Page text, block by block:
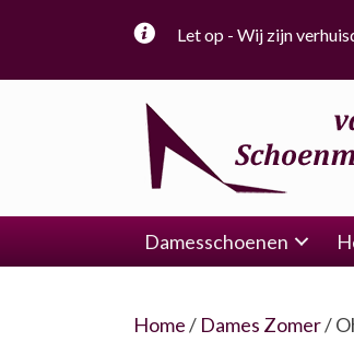
Let op - Wij zijn
Damesschoenen
Home/ Dames Zomer/